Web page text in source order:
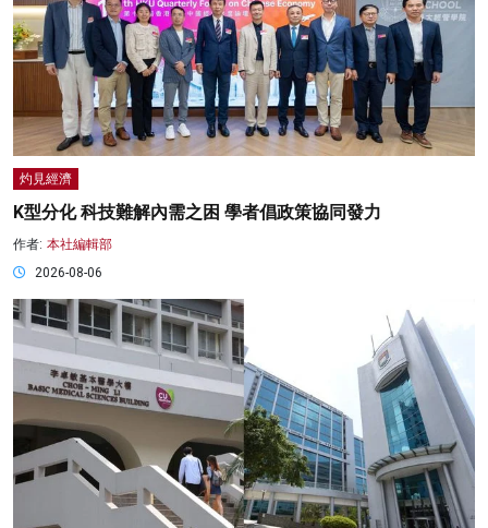
灼見經濟
K型分化 科技難解內需之困 學者倡政策協同發力
作者: 本社編輯部
2026-08-06